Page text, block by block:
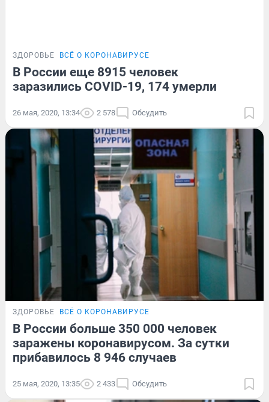
ЗДОРОВЬЕ ВСЁ О КОРОНАВИРУСЕ
В России еще 8915 человек
заразились COVID-19, 174 умерли
26 мая, 2020, 13:34 2 578 Обсудить
ЗДОРОВЬЕ ВСЁ О КОРОНАВИРУСЕ
В России больше 350 000 человек
заражены коронавирусом. За сутки
прибавилось 8 946 случаев
25 мая, 2020, 13:35 2 433 Обсудить